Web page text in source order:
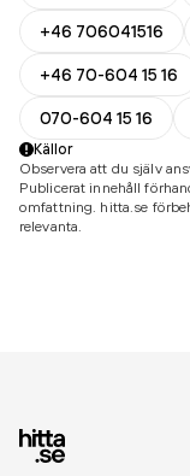
+46 706041516
+46 70-604 15 16
070-604 15 16
Källor
Observera att du själv
Publicerat innehåll
omfattning. hitta.se
relevanta.